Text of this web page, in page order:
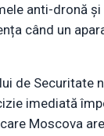
anti-dronă
când un
de Securitate
imediată
Moscova